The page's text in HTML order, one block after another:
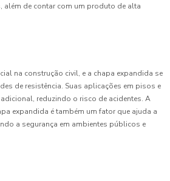
além de contar com um produto de alta
na construção civil, e a chapa expandida se
de resistência. Suas aplicações em pisos e
reduzindo o risco de acidentes. A
expandida é também um fator que ajuda a
a segurança em ambientes públicos e